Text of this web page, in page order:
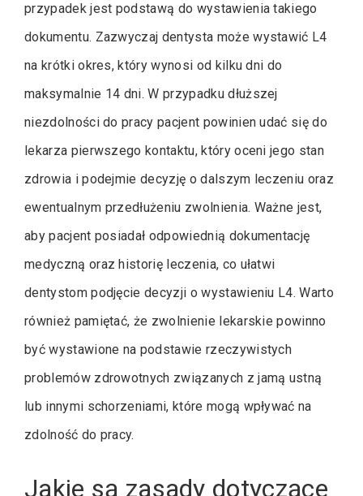
przypadek jest podstawą do wystawienia takiego
dokumentu. Zazwyczaj dentysta może wystawić L4
na krótki okres, który wynosi od kilku dni do
maksymalnie 14 dni. W przypadku dłuższej
niezdolności do pracy pacjent powinien udać się do
lekarza pierwszego kontaktu, który oceni jego stan
zdrowia i podejmie decyzję o dalszym leczeniu oraz
ewentualnym przedłużeniu zwolnienia. Ważne jest,
aby pacjent posiadał odpowiednią dokumentację
medyczną oraz historię leczenia, co ułatwi
dentystom podjęcie decyzji o wystawieniu L4. Warto
również pamiętać, że zwolnienie lekarskie powinno
być wystawione na podstawie rzeczywistych
problemów zdrowotnych związanych z jamą ustną
lub innymi schorzeniami, które mogą wpływać na
zdolność do pracy.
Jakie są zasady dotyczące